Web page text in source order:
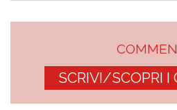
SCRIVI/SCOPRI I